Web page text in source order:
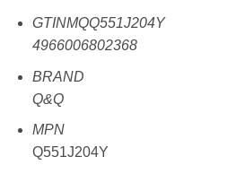
GTINMQQ551J204Y
4966006802368
BRAND
Q&Q
MPN
Q551J204Y